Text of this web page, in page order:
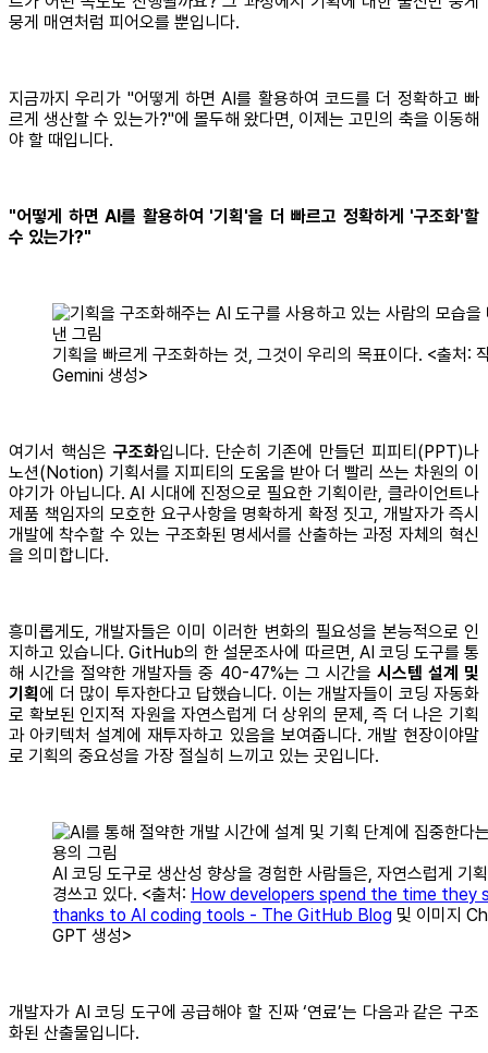
뭉게 매연처럼 피어오를 뿐입니다.
지금까지 우리가 "어떻게 하면 AI를 활용하여 코드를 더 정확하고 빠
르게 생산할 수 있는가?"에 몰두해 왔다면, 이제는 고민의 축을 이동해
야 할 때입니다.
"어떻게 하면 AI를 활용하여 '기획'을 더 빠르고 정확하게 '구조화'할
수 있는가?"
기획을 빠르게 구조화하는 것, 그것이 우리의 목표이다. <출처:
Gemini 생성>
여기서 핵심은 구조화입니다. 단순히 기존에 만들던 피피티(PPT)나
노션(Notion) 기획서를 지피티의 도움을 받아 더 빨리 쓰는 차원의 이
야기가 아닙니다. AI 시대에 진정으로 필요한 기획이란, 클라이언트나
제품 책임자의 모호한 요구사항을 명확하게 확정 짓고, 개발자가 즉시
개발에 착수할 수 있는 구조화된 명세서를 산출하는 과정 자체의 혁신
을 의미합니다.
흥미롭게도, 개발자들은 이미 이러한 변화의 필요성을 본능적으로 인
지하고 있습니다. GitHub의 한 설문조사에 따르면, AI 코딩 도구를 통
해 시간을 절약한 개발자들 중 40-47%는 그 시간을 시스템 설계 및
기획에 더 많이 투자한다고 답했습니다. 이는 개발자들이 코딩 자동화
로 확보된 인지적 자원을 자연스럽게 더 상위의 문제, 즉 더 나은 기획
과 아키텍처 설계에 재투자하고 있음을 보여줍니다. 개발 현장이야말
로 기획의 중요성을 가장 절실히 느끼고 있는 곳입니다.
AI 코딩 도구로 생산성 향상을 경험한 사람들은, 자연스럽게 기
경쓰고 있다. <출처: How developers spend the time they
thanks to AI coding tools - The GitHub Blog 및 이미지
GPT 생성>
개발자가 AI 코딩 도구에 공급해야 할 진짜 ‘연료’는 다음과 같은 구조
화된 산출물입니다.